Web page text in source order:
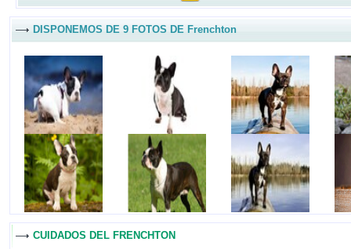
DISPONEMOS DE 9 FOTOS DE Frenchton
CUIDADOS DEL FRENCHTON